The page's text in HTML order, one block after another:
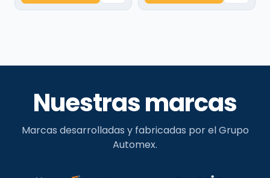
Nuestras marcas
Marcas desarrolladas y fabricadas por el Grupo
Automex.